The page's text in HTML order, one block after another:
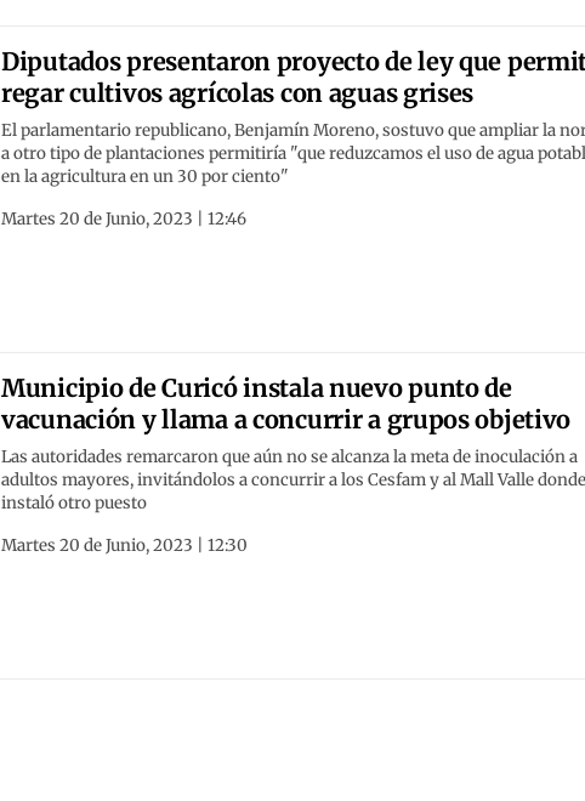
Diputados presentaron proyecto de ley que
regar cultivos agrícolas con aguas grises
El parlamentario republicano, Benjamín Moreno, sostuvo que ampliar la
a otro tipo de plantaciones permitiría "que reduzcamos el uso de agua
en la agricultura en un 30 por ciento"
Martes 20 de Junio, 2023 | 12:46
Municipio de Curicó instala nuevo punto de
vacunación y llama a concurrir a grupos objetivo
Las autoridades remarcaron que aún no se alcanza la meta de inoculación a
adultos mayores, invitándolos a concurrir a los Cesfam y al Mall Valle
instaló otro puesto
Martes 20 de Junio, 2023 | 12:30